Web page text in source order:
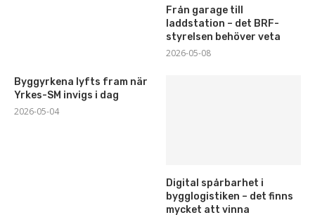
Från garage till
laddstation – det BRF-
styrelsen behöver veta
2026-05-08
Byggyrkena lyfts fram när
Yrkes-SM invigs i dag
2026-05-04
Digital spårbarhet i
bygglogistiken – det finns
mycket att vinna